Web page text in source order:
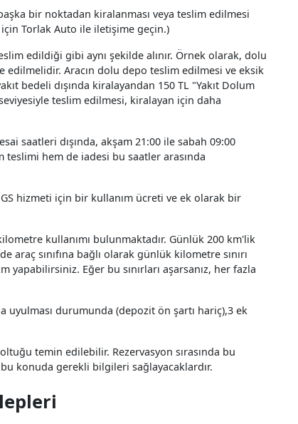
bir noktadan kiralanması veya teslim edilmesi
Torlak Auto ile iletişime geçin.)
edildiği gibi aynı şekilde alınır. Örnek olarak, dolu
edilmelidir. Aracın dolu depo teslim edilmesi ve eksik
bedeli dışında kiralayandan 150 TL "Yakıt Dolum
teslim edilmesi, kiralayan için daha
saatleri dışında, akşam 21:00 ile sabah 09:00
teslimi hem de iadesi bu saatler arasında
hizmeti için bir kullanım ücreti ve ek olarak bir
kullanımı bulunmaktadır. Günlük 200 km'lik
araç sınıfına bağlı olarak günlük kilometre sınırı
Eğer bu sınırları aşarsanız, her fazla
uyulması durumunda (depozit ön şartı hariç),3 ek
temin edilebilir. Rezervasyon sırasında bu
konuda gerekli bilgileri sağlayacaklardır.